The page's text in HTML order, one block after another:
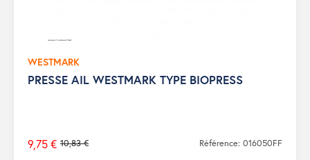
WESTMARK
PRESSE AIL WESTMARK TYPE BIOPRESS
Prix
10,83 €
9,75 € Référence: 016050FF